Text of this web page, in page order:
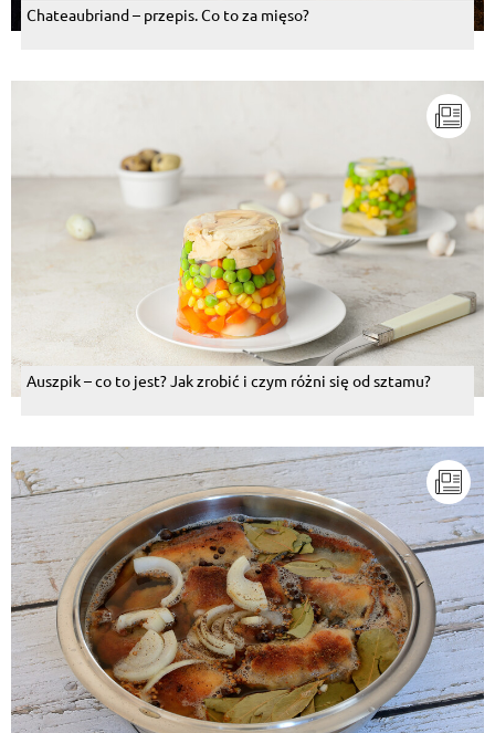
Chateaubriand – przepis. Co to za mięso?
Auszpik – co to jest? Jak zrobić i czym różni się od sztamu?